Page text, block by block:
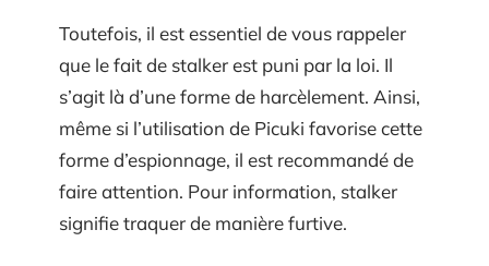
Toutefois, il est essentiel de vous rappeler
que le fait de stalker est puni par la loi. Il
s’agit là d’une forme de harcèlement. Ainsi,
même si l’utilisation de Picuki favorise cette
forme d’espionnage, il est recommandé de
faire attention. Pour information, stalker
signifie traquer de manière furtive.